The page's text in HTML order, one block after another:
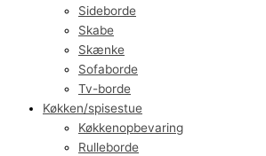
Sideborde
Skabe
Skænke
Sofaborde
Tv-borde
Køkken/spisestue
Køkkenopbevaring
Rulleborde